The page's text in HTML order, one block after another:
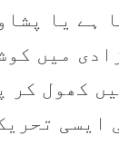
ہے یا
میں
کھول کر